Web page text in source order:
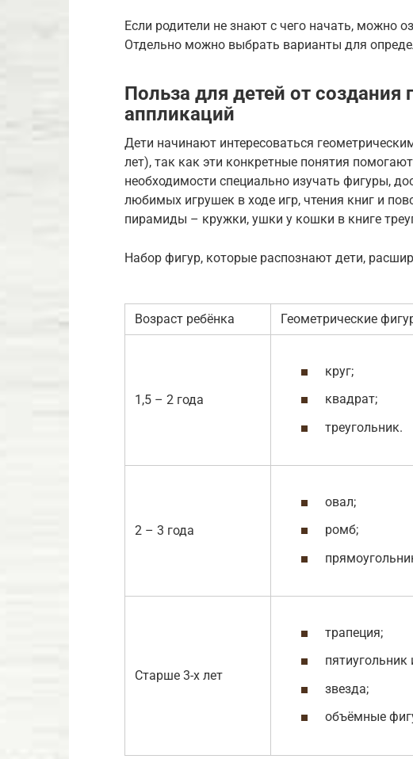
Если родители не знают с чего начать, можно
Отдельно можно выбрать варианты для
Польза для детей от создания
аппликаций
Дети начинают интересоваться
лет), так как эти конкретные понятия
необходимости специально изучать фигуры,
любимых игрушек в ходе игр, чтения книг и
пирамиды – кружки, ушки у кошки в книге
Набор фигур, которые распознают дети,
Возраст ребёнка Геометрические
1,5 – 2 года
круг;
квадрат;
треугольник.
2 – 3 года
овал;
ромб;
Старше 3-х лет
трапеция;
пятиугольник
звезда;
объёмные